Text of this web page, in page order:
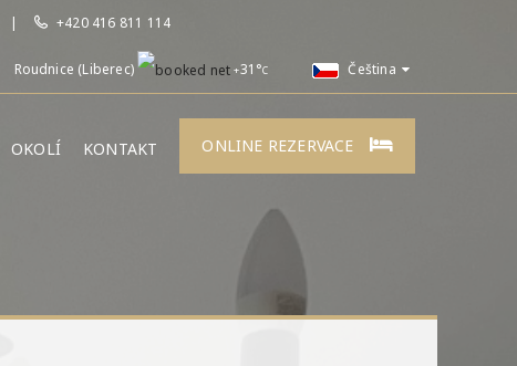
+420 416 811 114
Čeština
Roudnice (Liberec) +31°C
OKOLÍ KONTAKT ONLINE REZERVACE